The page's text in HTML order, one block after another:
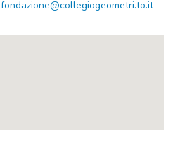
fondazione@collegiogeometri.to.it